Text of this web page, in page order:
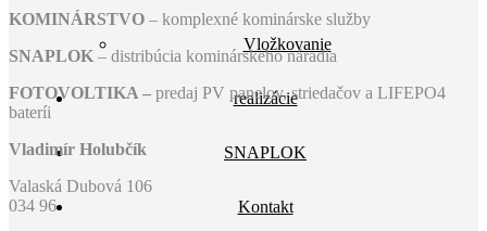
Vložkovanie
realizácie
SNAPLOK
Kontakt
KOMINÁRSTVO – komplexné kominárske služby
SNAPLOK – distribúcia kominárskeho náradia
FOTOVOLTIKA – predaj PV panelov, striedačov a LIFEPO4
bateríi
Vladimír Holubčík
Valaská Dubová 106
034 96